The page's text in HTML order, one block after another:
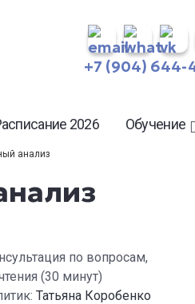
+7 (904) 644-
2026 Обучение
анализ
по вопросам,
(30 минут)
Татьяна Коробенко